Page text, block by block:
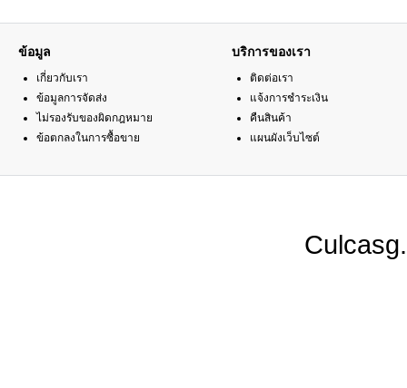
ข้อมูล
เกี่ยวกับเรา
ข้อมูลการจัดส่ง
ไม่รองรับของผิดกฎหมาย
ข้อตกลงในการซื้อขาย
บริการของเรา
ติดต่อเรา
แจ้งการชำระเงิน
คืนสินค้า
แผนผังเว็บไซต์